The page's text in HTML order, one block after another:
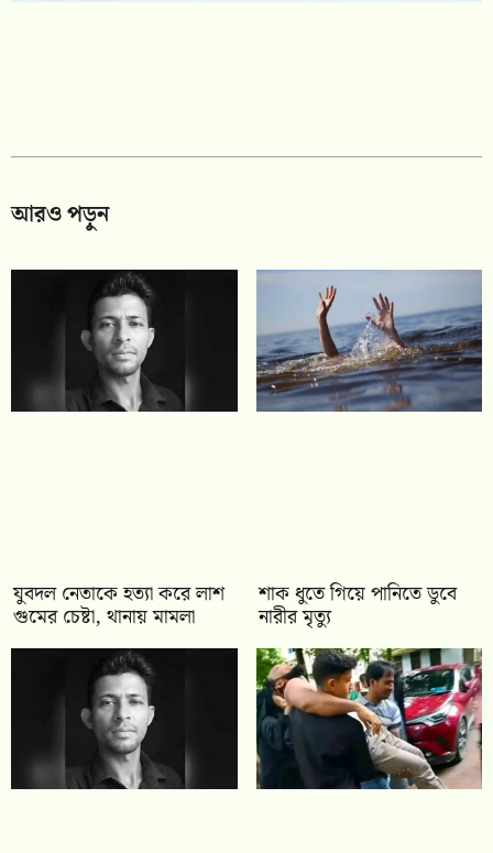
আরও পড়ুন
যুবদল নেতাকে হত্যা করে লাশ
গুমের চেষ্টা, থানায় মামলা
শাক ধুতে গিয়ে পানিতে ডুবে
নারীর মৃত্যু